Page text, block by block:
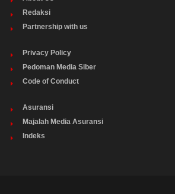
Redaksi
Partnership with us
Privacy Policy
Pedoman Media Siber
Code of Conduct
Asuransi
Majalah Media Asuransi
Indeks